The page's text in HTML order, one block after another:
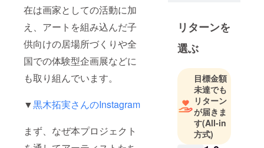
在は画家としての活動に加
え、アートを組み込んだ子
供向けの居場所づくりや全
国での体験型企画展などに
も取り組んでいます。
▼黒木拓実さんのInstagram
まず、なぜ本プロジェクト
拠点に画家
活動を始め
る。「厄は
る」をコン
セプトに、
指先から放
たれる激し
いエネル
ギーはキャ
リターンを
選ぶ
目標金額
未達でも
リターン
が届きま
す(All-in
方式)